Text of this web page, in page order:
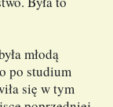
młodą
po studium
się w tym